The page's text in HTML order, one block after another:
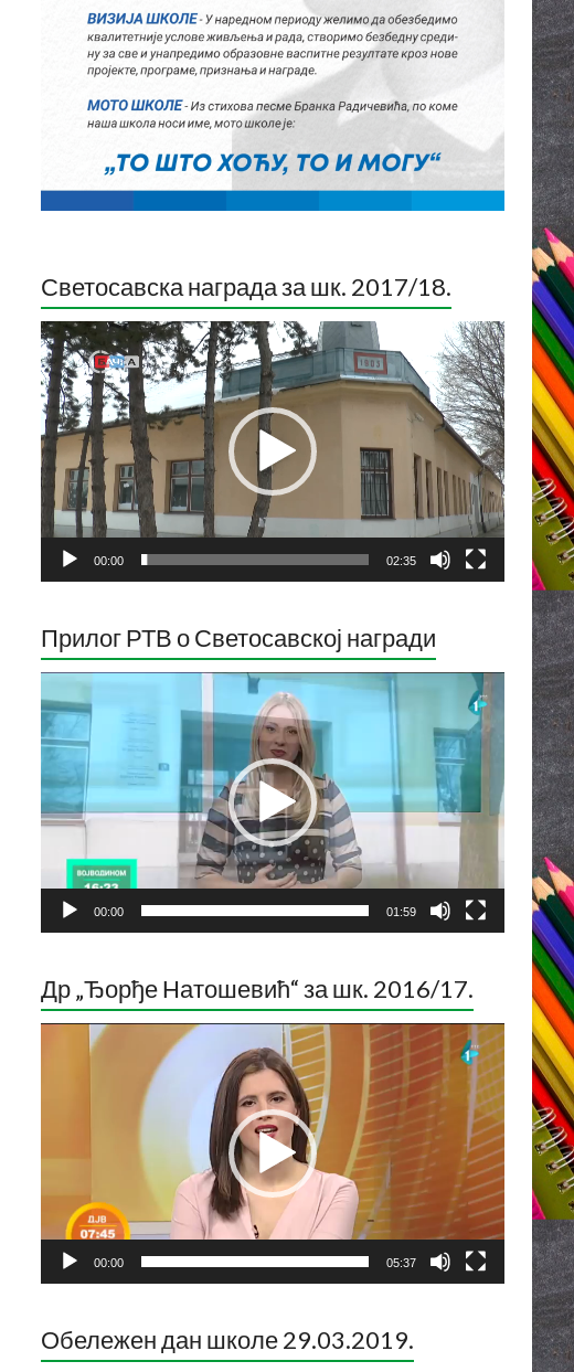
Светосавска награда за шк. 2017/18.
Прегледач
видео
записа
00:00 02:35
Прилог РТВ о Светосавској награди
Прегледач
видео
записа
00:00 01:59
Др „Ђорђе Натошевић“ за шк. 2016/17.
Прегледач
00:00 05:37
Обележен дан школе 29.03.2019.